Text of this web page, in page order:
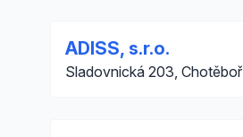
ADISS, s.r.o.
Sladovnická 203, Chotěboř